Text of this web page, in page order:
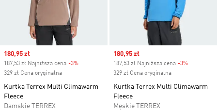
Sale price
180,95 zł
187,53 zł Najniższa cena -3%
329 zł Cena oryginalna
Kurtka Terrex Multi Climawarm
Fleece
Damskie TERREX
Sale price
180,95 zł
187,53 zł Najniższa cena -3%
329 zł Cena oryginalna
Kurtka Terrex Multi Climawarm
Fleece
Męskie TERREX